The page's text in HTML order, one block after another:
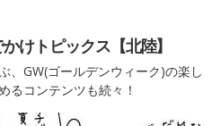
けトピックス【北陸】
、GW(ゴールデンウィーク)の楽し
るコンテンツも続々！